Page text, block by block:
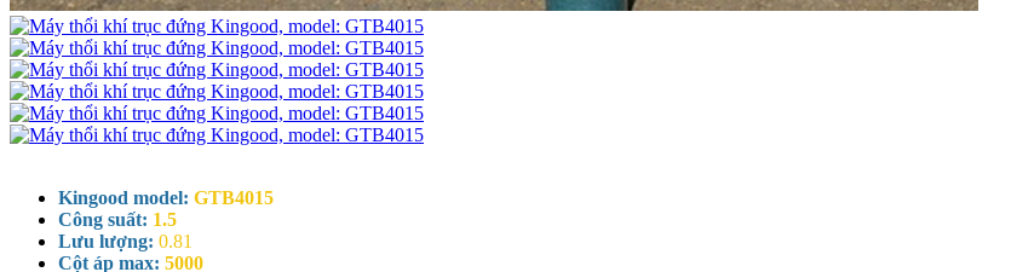
Kingood model: GTB4015
Công suất: 1.5
Lưu lượng: 0.81
Cột áp max: 5000